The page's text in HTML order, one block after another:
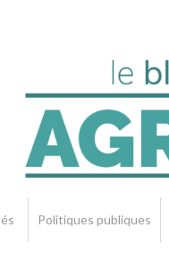
Politiques publiques